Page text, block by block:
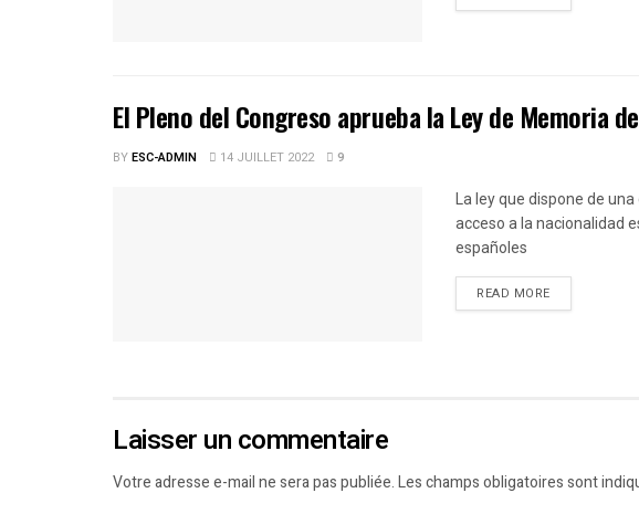
El Pleno del Congreso aprueba la Ley de Memoria
BYESC-ADMIN 14 JUILLET 2022 9
La ley que dispone de
acceso a la nacionalidad
españoles
READ MOREDETAILS
Laisser un commentaire
Votre adresse e-mail ne sera pas publiée.Les champs obligatoires sont